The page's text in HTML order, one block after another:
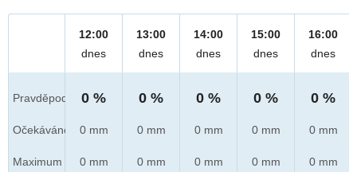
Pravděpod.
Očekáváno
Maximum
12:00
dnes
0 %
0 mm
0 mm
13:00
dnes
0 %
0 mm
0 mm
14:00
dnes
0 %
0 mm
0 mm
15:00
dnes
0 %
0 mm
0 mm
16:00
dnes
0 %
0 mm
0 mm